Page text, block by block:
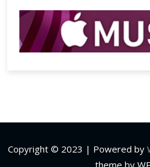
Copyright © 2023 | Powered by
theme by